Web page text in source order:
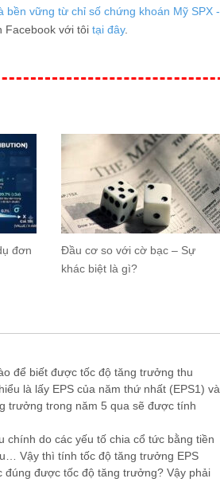
bền vững từ chỉ số chứng khoán Mỹ SPX -
Facebook với tôi tại đây.
đơn
Đầu cơ so với cờ bạc – Sự
khác biệt là gì?
để biết được tốc độ tăng trưởng thu
là lấy EPS của năm thứ nhất (EPS1) và
trưởng trong năm 5 qua sẽ được tính
chính do các yếu tố chia cổ tức bằng tiền
Vậy thì tính tốc độ tăng trưởng EPS
được tốc độ tăng trưởng? Vậy phải